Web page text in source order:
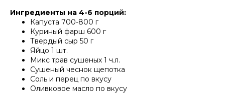
Ингредиенты на 4-6 порций:
Капуста 700-800 г
Куриный фарш 600 г
Твердый сыр 50 г
Яйцо 1 шт.
Микс трав сушеных 1 ч.л.
Сушеный чеснок щепотка
Соль и перец по вкусу
Оливковое масло по вкусу